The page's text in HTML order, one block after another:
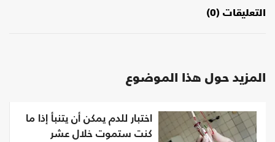
التعليقات (0)
المزيد حول هذا الموضوع
اختبار للدم يمكن أن يتنبأ إذا ما
كنت ستموت خلال عشر